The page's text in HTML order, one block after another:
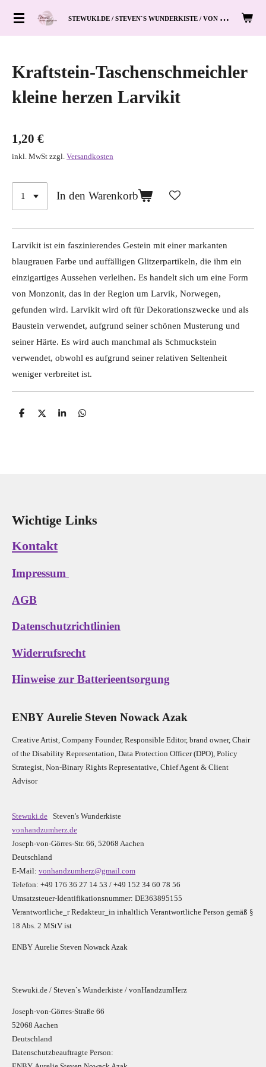
Zum
S
TEWUKI.DE / STEVEN`S WUNDERKISTE / VON HAND ZUM HERZ
Kraftstein-Taschenschmeichler
kleine herzen Larvikit
1,20 €
inkl. MwSt zzgl. Versandkosten
In den Warenkorb
Larvikit ist ein faszinierendes Gestein mit einer markanten
blaugrauen Farbe und auffälligen Glitzerpartikeln, die ihm ein
einzigartiges Aussehen verleihen. Es handelt sich um eine Form
von Monzonit, das in der Region um Larvik, Norwegen,
gefunden wird. Larvikit wird oft für Dekorationszwecke und als
Baustein verwendet, aufgrund seiner schönen Musterung und
seiner Härte. Es wird auch manchmal als Schmuckstein
verwendet, obwohl es aufgrund seiner relativen Seltenheit
weniger verbreitet ist.
T
T
T
T
Wichtige Links
Kontakt
Impressum
AGB
Datenschutzrichtlinien
Widerrufsrecht
Hinweise zur Batterieentsorgung
ENBY Aurelie Steven Nowack Azak
Creative Artist, Company Founder, Responsible Editor, brand owner, Chair
of the Disability Representation, Data Protection Officer (DPO), Policy
Strategist, Non-Binary Rights Representative, Chief Agent & Client
Advisor
Stewuki.de Steven's Wunderkiste
vonhandzumherz.de
Joseph-von-Görres-Str. 66, 52068 Aachen
Deutschland
E-Mail: vonhandzumherz@gmail.com
Telefon: +49 176 36 27 14 53 / +49 152 34 60 78 56
Umsatzsteuer-Identifikationsnummer: DE363895155
Verantwortliche_r Redakteur_in inhaltlich Verantwortliche Person gemäß §
18 Abs. 2 MStV ist
ENBY Aurelie Steven Nowack Azak
Stewuki.de / Steven`s Wunderkiste / vonHandzumHerz
Joseph-von-Görres-Straße 66
52068 Aachen
Deutschland
Datenschutzbeauftragte Person: